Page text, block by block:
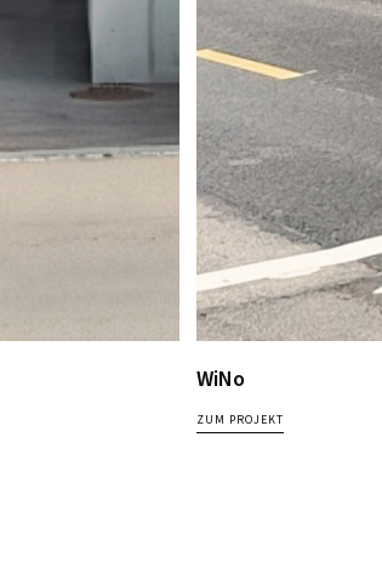
WiNo
ZUM PROJEKT